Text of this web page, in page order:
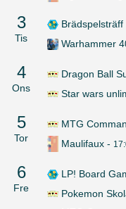
3
Tis
Brädspelsträff
Warhammer
4
Ons
Dragon Ball
Star wars
5
Tor
MTG
Maulifaux -
6
Fre
LP! Board